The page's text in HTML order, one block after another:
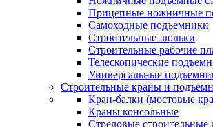
Прицепные ножничные
Самоходные подъемники
Строительные люльки
Строительные рабочие
Телескопические
Универсальные
Строительные краны и
Кран-балки (мостовые
Краны консольные
Стреловые строительные